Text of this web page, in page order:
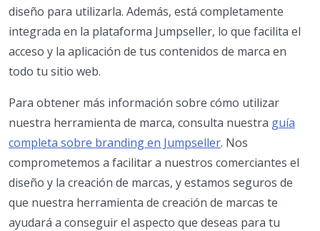
diseño para utilizarla. Además, está completamente
integrada en la plataforma Jumpseller, lo que facilita el
acceso y la aplicación de tus contenidos de marca en
todo tu sitio web.
Para obtener más información sobre cómo utilizar
nuestra herramienta de marca, consulta nuestra guía
completa sobre branding en Jumpseller. Nos
comprometemos a facilitar a nuestros comerciantes el
diseño y la creación de marcas, y estamos seguros de
que nuestra herramienta de creación de marcas te
ayudará a conseguir el aspecto que deseas para tu